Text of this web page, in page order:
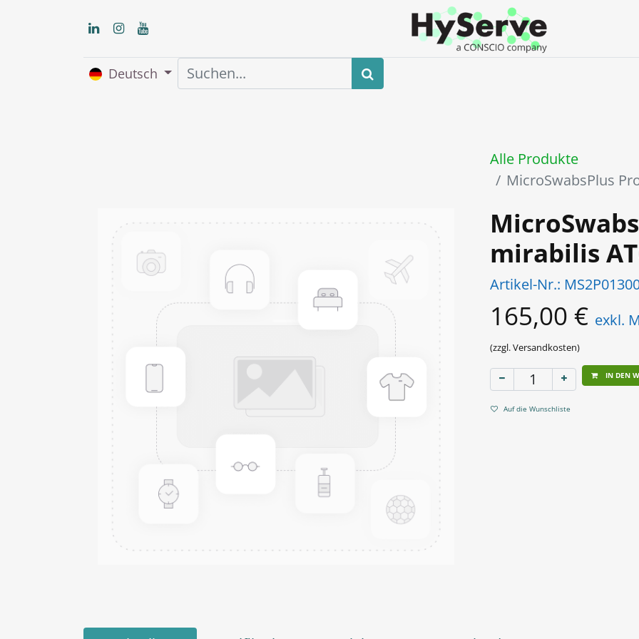
Deutsch
Alle Produkte
MicroSwabsPlus
mirabilis
Artikel-Nr.:
165,00 € exkl.
(zzgl. Versandkosten)
IN DEN
Auf die Wunschliste